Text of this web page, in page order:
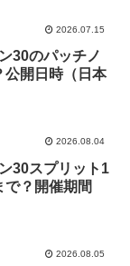
2026.07.15
30のパッチノ
公開日時（日本
2026.08.04
30スプリット1
で？開催期間
2026.08.05